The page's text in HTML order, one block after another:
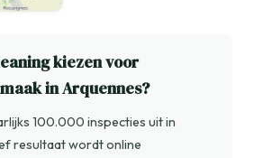
kiezen voor
in Arquennes?
100.000 inspecties uit in
resultaat wordt online